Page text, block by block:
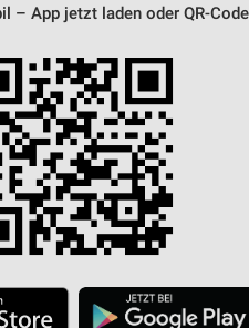
– App jetzt laden oder QR-